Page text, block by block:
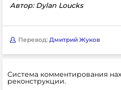
Автор: Dylan Loucks
Перевод: Дмитрий Жуков
Система комментирования
реконструкции.